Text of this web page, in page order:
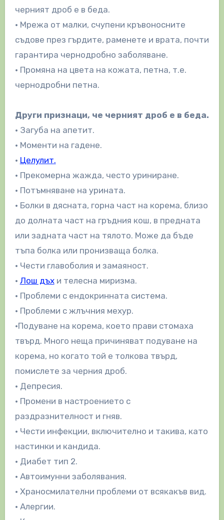
черният дроб е в беда.
• Мрежа от малки, счупени кръвоносните
съдове през гърдите, раменете и врата, почти
гарантира чернодробно заболяване.
• Промяна на цвета на кожата, петна, т.е.
чернодробни петна.
Други признаци, че черният дроб е в беда.
• Загуба на апетит.
• Моменти на гадене.
• Целулит.
• Прекомерна жажда, често уриниране.
• Потъмняване на урината.
• Болки в дясната, горна част на корема, близо
до долната част на гръдния кош, в предната
или задната част на тялото. Може да бъде
тъпа болка или пронизваща болка.
• Чести главоболия и замаяност.
• Лош дъхи телесна миризма.
• Проблеми с ендокринната система.
• Проблеми с жлъчния мехур.
•Подуване на корема, което прави стомаха
твърд. Много неща причиняват подуване на
корема, но когато той е толкова твърд,
помислете за черния дроб.
• Депресия.
• Промени в настроението с
раздразнителност и гняв.
• Чести инфекции, включително и такива, като
настинки и кандида.
• Диабет тип 2.
• Автоимунни заболявания.
• Храносмилателни проблеми от всякакъв вид.
• Алергии.